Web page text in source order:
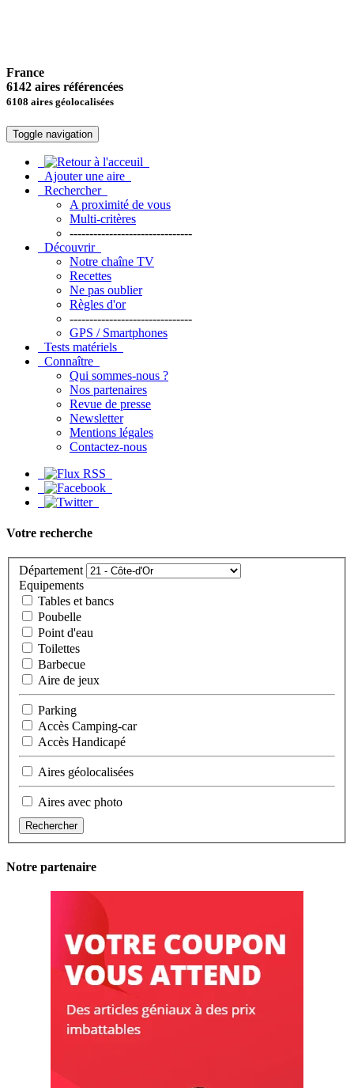
France
6142 aires référencées
6108 aires géolocalisées
Toggle navigation
Ajouter une aire
Rechercher
A proximité de vous
Multi-critères
-------------------------------
Découvrir
Notre chaîne TV
Recettes
Ne pas oublier
Règles d'or
-------------------------------
GPS / Smartphones
Tests matériels
Connaître
Qui sommes-nous ?
Nos partenaires
Revue de presse
Newsletter
Mentions légales
Contactez-nous
Votre recherche
Département
Equipements
Tables et bancs
Poubelle
Point d'eau
Toilettes
Barbecue
Aire de jeux
Parking
Accès Camping-car
Accès Handicapé
Aires géolocalisées
Aires avec photo
Rechercher
Notre partenaire